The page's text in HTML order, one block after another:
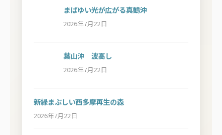
まばゆい光が広がる真鶴沖
2026年7月22日
葉山沖 波高し
2026年7月22日
新緑まぶしい西多摩再生の森
2026年7月22日